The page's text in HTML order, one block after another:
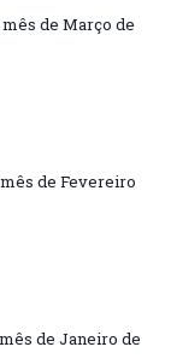
de Março de
de Fevereiro
de Janeiro de